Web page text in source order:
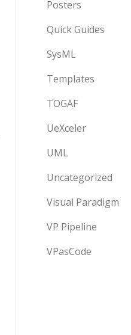
Posters
Quick Guides
SysML
Templates
TOGAF
UeXceler
UML
Uncategorized
Visual Paradigm
VP Pipeline
VPasCode